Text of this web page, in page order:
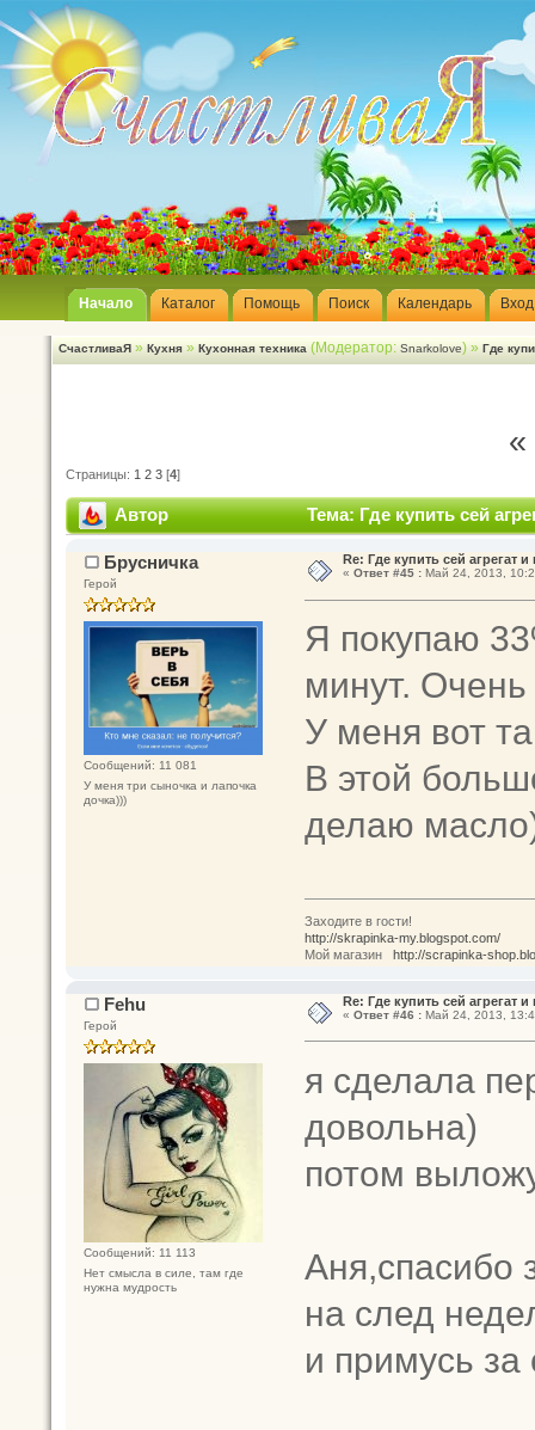
Начало Каталог Помощь Поиск Календарь Вход
СчастливаЯ » Кухня » Кухонная техника (Модератор: Snarkolove) » Где
Страницы: 1 2 3 [4]
Автор Тема: Где купить сей
Брусничка
Герой
Сообщений: 11 081
У меня три сыночка и лапочка
дочка)))
Re: Где купить сей агрегат
« Ответ #45 :Май 24, 2013,
Я покупаю
минут.
У меня вот
В этой
делаю
Заходите в гости!
http://skrapinka-my.blogspot.com/
Мой магазин http://scrapinka-
Fehu
Герой
Сообщений: 11 113
Нет смысла в силе, там где
нужна мудрость
Re: Где купить сей агрегат
« Ответ #46 :Май 24, 2013,
я сделала
довольна)
потом
Аня,спасибо
на след
и примусь